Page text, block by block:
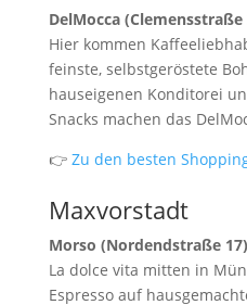
DelMocca (Clemensstraße
Hier kommen
feinste, selbstgeröstete
hauseigenen Konditorei
Snacks machen das
👉 Zu den besten
Maxvorstadt
Morso (Nordendstraße 17)
La dolce vita mitten in
Espresso auf